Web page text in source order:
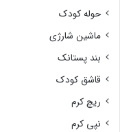
حوله کودک
ماشین شارژی
بند پستانک
قاشق کودک
ریچ کرم
نپی کرم